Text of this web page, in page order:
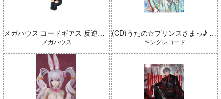
メガハウス コードギアス 反逆のルルーシュ るかっぷ 枢木スザク 完成品
メガハウス
(CD)うたの☆プリンスさまっ♪ LIVE EMOTION 2nd Anniversary CD トキヤ・カミュ・瑛二・大和
キングレコード